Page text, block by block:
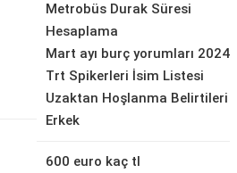
Metrobüs Durak Süresi
Hesaplama
Mart ayı burç yorumları 2024
Trt Spikerleri İsim Listesi
Uzaktan Hoşlanma Belirtileri
Erkek
600 euro kaç tl